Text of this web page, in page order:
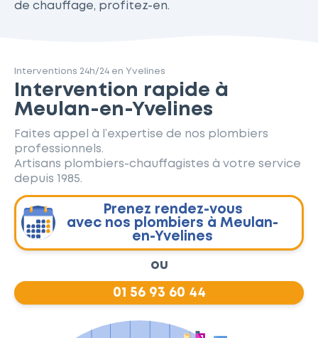
de chauffage, profitez-en.
Interventions 24h/24 en Yvelines
Intervention rapide à
Meulan-en-Yvelines
Faites appel à l’expertise de nos plombiers
professionnels.
Artisans plombiers-chauffagistes à votre service
depuis 1985.
Prenez rendez-vous
avec nos plombiers à Meulan-
en-Yvelines
ou
01 56 93 60 44